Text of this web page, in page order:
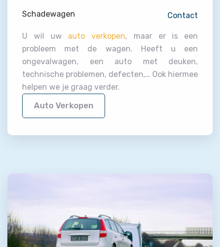
Schadewagen Contact
U wil uw auto verkopen, maar er is een
probleem met de wagen. Heeft u een
ongevalwagen, een auto met deuken,
technische problemen, defecten,… Ook hiermee
helpen we je graag verder.
Auto Verkopen